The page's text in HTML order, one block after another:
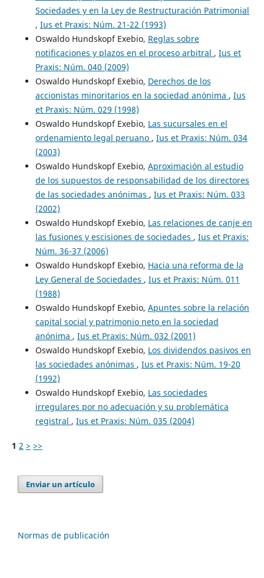
Sociedades y en la Ley de Restructuración Patrimonial
, Ius et Praxis: Núm. 21-22 (1993)
Oswaldo Hundskopf Exebio, Reglas sobre
notificaciones y plazos en el proceso arbitral , Ius et
Praxis: Núm. 040 (2009)
Oswaldo Hundskopf Exebio, Derechos de los
accionistas minoritarios en la sociedad anónima , Ius
et Praxis: Núm. 029 (1998)
Oswaldo Hundskopf Exebio, Las sucursales en el
ordenamiento legal peruano , Ius et Praxis: Núm. 034
(2003)
Oswaldo Hundskopf Exebio, Aproximación al estudio
de los supuestos de responsabilidad de los directores
de las sociedades anónimas , Ius et Praxis: Núm. 033
(2002)
Oswaldo Hundskopf Exebio, Las relaciones de canje en
las fusiones y escisiones de sociedades , Ius et Praxis:
Núm. 36-37 (2006)
Oswaldo Hundskopf Exebio, Hacia una reforma de la
Ley General de Sociedades , Ius et Praxis: Núm. 011
(1988)
Oswaldo Hundskopf Exebio, Apuntes sobre la relación
capital social y patrimonio neto en la sociedad
anónima , Ius et Praxis: Núm. 032 (2001)
Oswaldo Hundskopf Exebio, Los dividendos pasivos en
las sociedades anónimas , Ius et Praxis: Núm. 19-20
(1992)
Oswaldo Hundskopf Exebio, Las sociedades
irregulares por no adecuación y su problemática
registral , Ius et Praxis: Núm. 035 (2004)
1 2 > >>
Enviar un artículo
Normas de publicación